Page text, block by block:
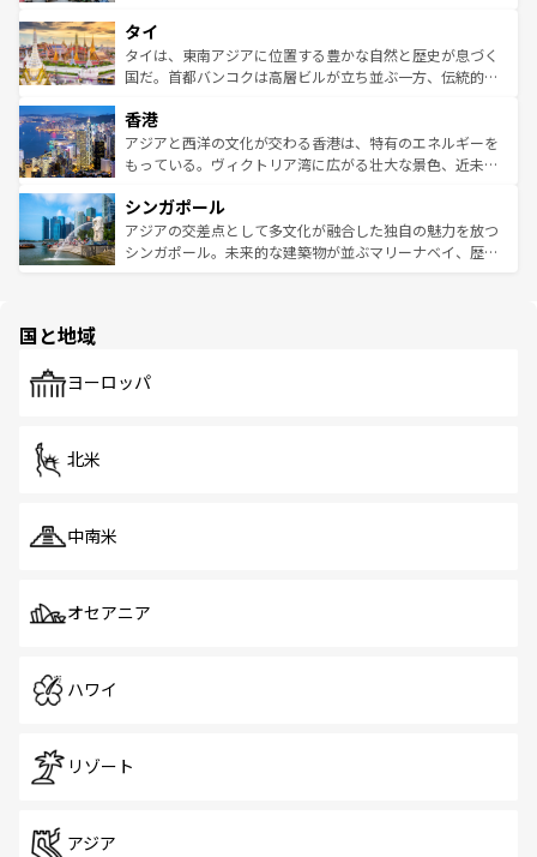
リティに包まれながら、韓国の多彩な魅力を心ゆくまで味
わってみてほしい。 なお、新着の韓国情報はコンテンツ一
覧を参照してほしい。
急速な発展と共に伝統が息づく。ハノイの古い町並みやホ
ーチミン市のフランス統治時代の建物も、独特の雰囲気を
醸し出している。また、バラエティの豊かさとおいしさで
とつ。フォーやバインミー、ベトナムコーヒーなどは、ぜ
ひ現地で味わいたい。どの地域を訪れてもあたたかい人々
が旅行者を迎えてくれるので、きっと忘れられない旅にな
参照してほしい。
タイ
タイは、東南アジアに位置する豊かな自然と歴史が息づく
国だ。首都バンコクは高層ビルが立ち並ぶ一方、伝統的な
の活気が交差している。北部ではチェンマイなどの山岳地
帯で自然と触れ合い、南部ではプーケットやクラビの美し
いビーチでリゾート気分を楽しむことができる。タイ料理
激する。気候は一年中温暖で、どの季節にも異なる楽しみ
が待っている。親しみやすいタイの人々、仏教を中心とし
た文化、そして多様な観光資源が、訪れる旅人を魅了し続
香港
アジアと西洋の文化が交わる香港は、特有のエネルギーを
もっている。ヴィクトリア湾に広がる壮大な景色、近未来
み、どこを訪れても感動するはず。観光スポットが密集し
ており、効率よく見どころを回れるのも魅力。息をのむよ
うな絶景から文化的な体験まで、香港を存分に楽しみ尽く
シンガポール
アジアの交差点として多文化が融合した独自の魅力を放つ
シンガポール。未来的な建築物が並ぶマリーナベイ、歴史
で、ホーカーズは地元の風情を楽しめる外せないスポット
国と地域
ヨーロッパ
北米
中南米
オセアニア
ハワイ
リゾート
アジア